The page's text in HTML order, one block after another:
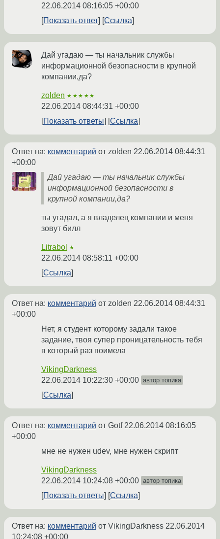
22.06.2014 08:16:05 +00:00
Показать ответ
Ссылка
Дай угадаю — ты начальник службы
информационной безопасности в крупной
компании,да?
zolden ★★★★★
22.06.2014 08:44:31 +00:00
Показать ответы
Ссылка
Ответ на: комментарий от zolden 22.06.2014 08:44:31
+00:00
Дай угадаю — ты начальник службы
информационной безопасности в
крупной компании,да?
ты угадал, а я владелец компании и меня
зовут билл
Litrabol ★
22.06.2014 08:58:11 +00:00
Ссылка
Ответ на: комментарий от zolden 22.06.2014 08:44:31
+00:00
Нет, я студент которому задали такое
задание, твоя супер проницательность тебя
в который раз поимела
VikingDarkness
22.06.2014 10:22:30 +00:00 автор топика
Ссылка
Ответ на: комментарий от Gotf22.06.2014 08:16:05
+00:00
мне не нужен udev, мне нужен скрипт
VikingDarkness
22.06.2014 10:24:08 +00:00 автор топика
Показать ответы Ссылка
Ответ на: комментарий от VikingDarkness 22.06.2014
10:24:08 +00:00